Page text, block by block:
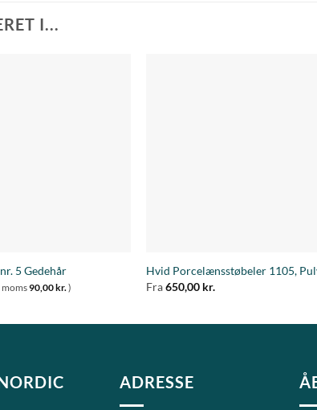
I...
5 Gedehår
moms90,00kr.)
Hvid Porcelænsstøbeler 1105,
Fra650,00 kr.
ADRESSE